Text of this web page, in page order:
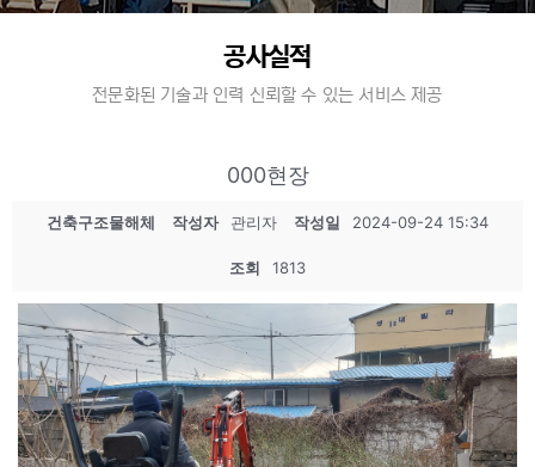
공사실적
전문화된 기술과 인력 신뢰할 수 있는 서비스 제공
000현장
건축구조물해체 작성자 관리자 작성일 2024-09-24 15:34
조회 1813